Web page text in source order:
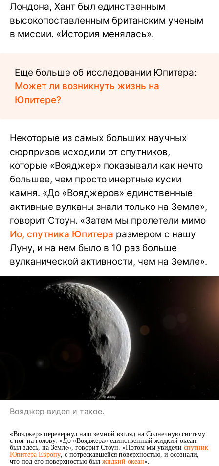
Лондона, Хант был единственным
высокопоставленным британским ученым
в миссии. «История менялась».
Еще больше об исследовании Юпитера:
Может ли возникнуть жизнь на
Юпитере?
Некоторые из самых больших научных
сюрпризов исходили от спутников,
которые «Вояджер» показывали как нечто
большее, чем просто инертные куски
камня. «До «Вояджеров» единственные
активные вулканы знали только на Земле»,
говорит Стоун. «Затем мы пролетели мимо
Ио, спутника Юпитера размером с нашу
Луну, и на нем было в 10 раз больше
вулканической активности, чем на Земле».
Вояджер видел и такое.
«Вояджер» перевернул наш земной взгляд на Солнечную систему
с ног на голову. «До «Вояджера» единственный жидкий океан
был здесь, на Земле», говорит Стоун. «Потом мы увидели спутник
Юпитера Европу, с потрескавшейся поверхностью, и осознали,
что под его поверхностью был жидкий океан».